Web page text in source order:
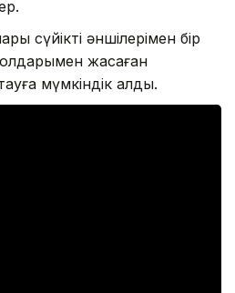
сүйікті әншілерімен бір
жасаған
мүмкіндік алды.